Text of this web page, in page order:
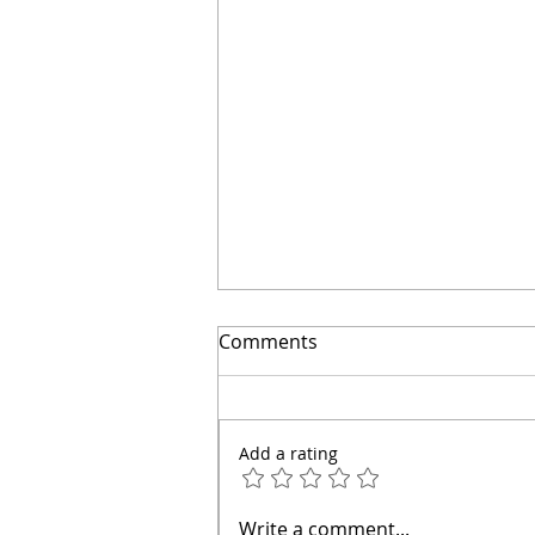
El secreto para ahorrar
Comments
Add a rating
Write a comment...